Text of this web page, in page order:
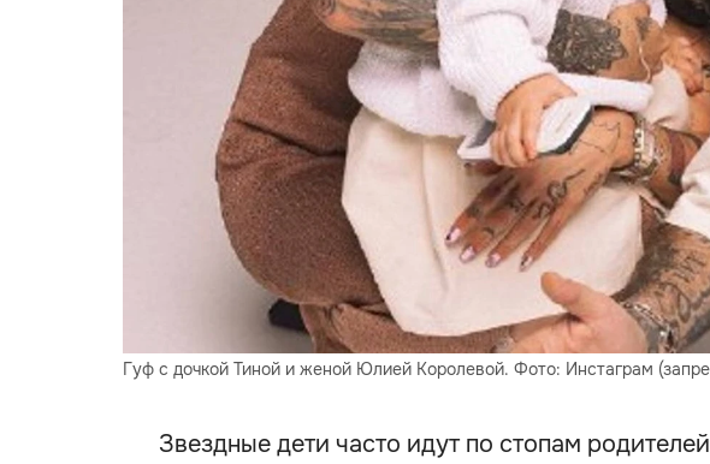
Гуф с дочкой Тиной и женой Юлией Королевой. Фото: Инстаграм
Звездные дети часто идут по стопам